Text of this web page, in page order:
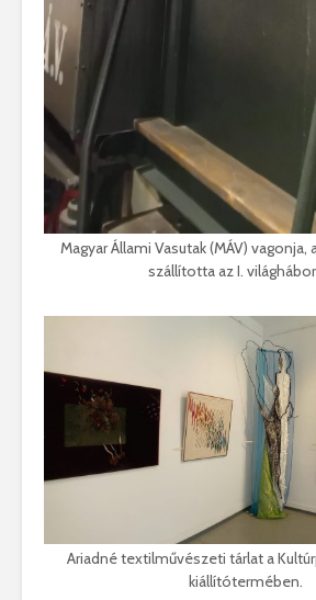
Magyar Állami Vasutak (MÁV)
szállította az I.
Ariadné textilművészeti tárlat a
kiállítótermében.